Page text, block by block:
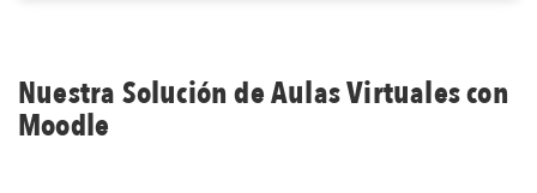
Nuestra Solución de Aulas Virtuales con
Moodle